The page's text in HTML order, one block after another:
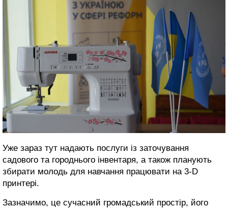
Уже зараз тут надають послуги із заточування
садового та городнього інвентаря, а також планують
збирати молодь для навчання працювати на 3-D
принтері.
Зазначимо, це сучасний громадський простір, його